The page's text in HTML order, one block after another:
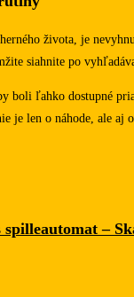
života, je
siahnite po
ľahko dostupné
je len o náhode, ale aj
–